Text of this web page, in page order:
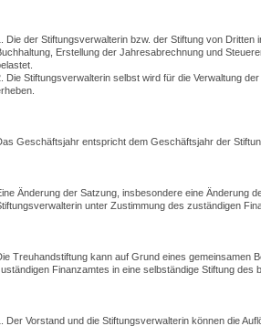
Die der Stiftungsverwalterin bzw. der Stiftung von
Erstellung der Jahresabrechnung und
Die Stiftungsverwalterin selbst wird für die Verwaltung
Geschäftsjahr entspricht dem Geschäftsjahr der
Änderung der Satzung, insbesondere eine Änderung
unter Zustimmung des zuständigen
Treuhandstiftung kann auf Grund eines gemeinsamen
Finanzamtes in eine selbständige Stiftung des
Der Vorstand und die Stiftungsverwalterin können die